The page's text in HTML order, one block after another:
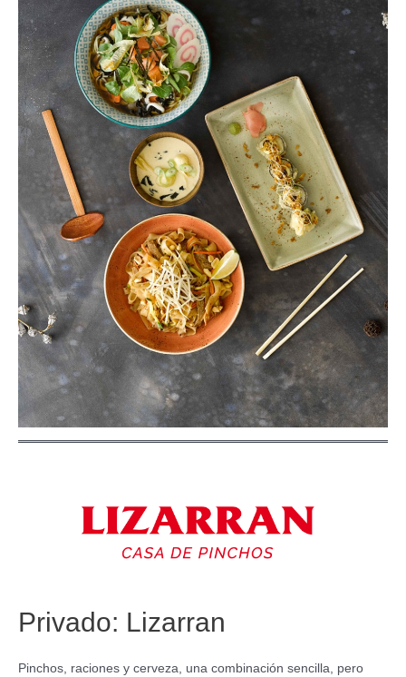
Privado: Lizarran
Pinchos, raciones y cerveza, una combinación sencilla, pero